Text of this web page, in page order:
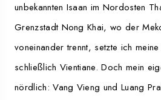
unbekannten Isaan im Nordosten
Grenzstadt Nong Khai, wo der
voneinander trennt, setzte ich
schließlich Vientiane. Doch mein
nördlich: Vang Vieng und Luang